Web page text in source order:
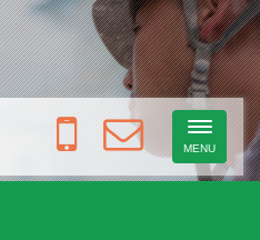
Toggle
MENU